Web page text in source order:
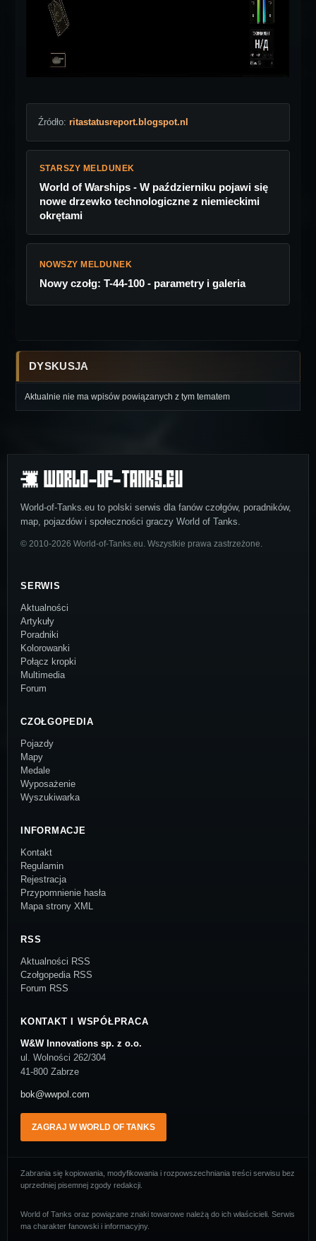
Źródło: ritastatusreport.blogspot.nl
STARSZY MELDUNEK
World of Warships - W październiku pojawi się
nowe drzewko technologiczne z niemieckimi
okrętami
NOWSZY MELDUNEK
Nowy czołg: T-44-100 - parametry i galeria
DYSKUSJA
Aktualnie nie ma wpisów powiązanych z tym tematem
World-of-Tanks.eu to polski serwis dla fanów czołgów, poradników,
map, pojazdów i społeczności graczy World of Tanks.
© 2010-2026 World-of-Tanks.eu. Wszystkie prawa zastrzeżone.
SERWIS
Aktualności
Artykuły
Poradniki
Kolorowanki
Połącz kropki
Multimedia
Forum
CZOŁGOPEDIA
Pojazdy
Mapy
Medale
Wyposażenie
Wyszukiwarka
INFORMACJE
Kontakt
Regulamin
Rejestracja
Przypomnienie hasła
Mapa strony XML
RSS
Aktualności RSS
Czołgopedia RSS
Forum RSS
KONTAKT I WSPÓŁPRACA
W&W Innovations sp. z o.o.
ul. Wolności 262/304
41-800 Zabrze
bok@wwpol.com
ZAGRAJ W WORLD OF TANKS
Zabrania się kopiowania, modyfikowania i rozpowszechniania treści serwisu bez
uprzedniej pisemnej zgody redakcji.
World of Tanks oraz powiązane znaki towarowe należą do ich właścicieli. Serwis
ma charakter fanowski i informacyjny.